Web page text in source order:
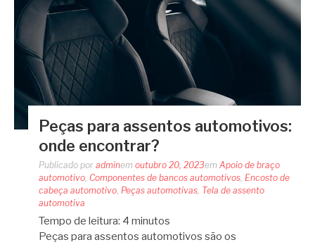
Peças para assentos automotivos:
onde encontrar?
Publicado por adminem outubro 20, 2023em Apoio de braço
automotivo, Componentes de bancos automotivos, Encosto de
cabeça automotivo, Peças automotivas, Tela de assento
automotiva
Tempo de leitura: 4 minutos
Peças para assentos automotivos são os